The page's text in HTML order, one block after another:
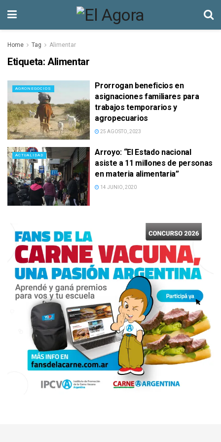
Home Tag Alimentar
Etiqueta: Alimentar
AGRONEGOCIOS
Prorrogan beneficios en
asignaciones familiares para
trabajos temporarios y
agropecuarios
25 AGOSTO, 2023
ACTUALIDAD
Arroyo: “El Estado nacional
asiste a 11 millones de personas
en materia alimentaria”
14 JUNIO, 2020